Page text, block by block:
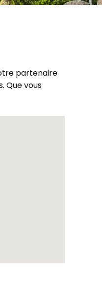
partenaire
Que vous